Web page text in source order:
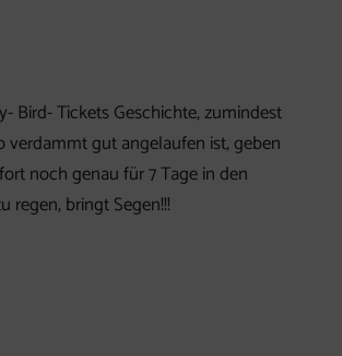
Bird- Tickets Geschichte, zumindest
verdammt gut angelaufen ist, geben
noch genau für 7 Tage in den
regen, bringt Segen!!!